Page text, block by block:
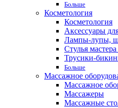
Больше
Косметология
Косметология
Аксессуары
Лампы-лупы,
Стулья
Трусики-
Больше
Массажное
Массажное
Массажеры
Массажные